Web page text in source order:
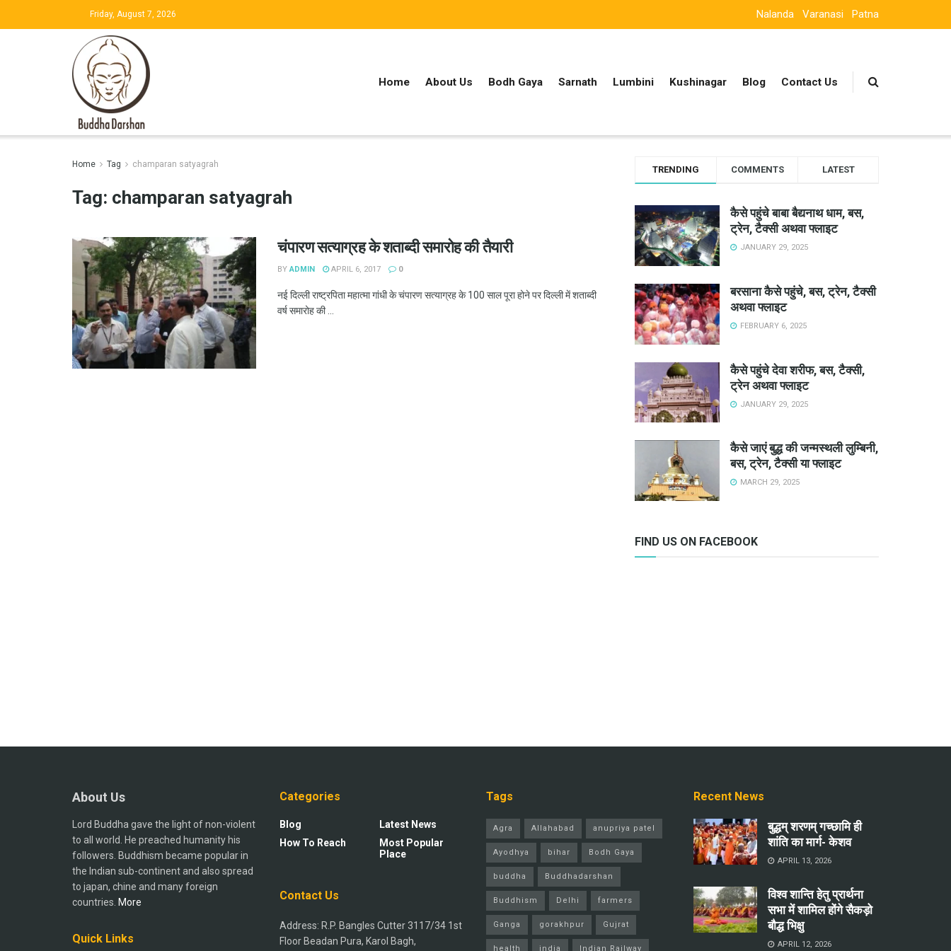
Friday, August 7, 2026 Nalanda Varanasi Patna
Home About Us Bodh Gaya Sarnath Lumbini Kushinagar Blog Contact Us
Home Tag champaran satyagrah
Tag: champaran satyagrah
चंपारण सत्याग्रह के शताब्दी समारोह की तैयारी
BY ADMIN APRIL 6, 2017 0
नई दिल्ली राष्ट्रपिता महात्मा गांधी के चंपारण सत्याग्रह के 100 साल पूरा होने पर दिल्ली में शताब्दी
वर्ष समारोह की ...
TRENDING COMMENTS LATEST
कैसे पहुंचे बाबा बैद्यनाथ धाम, बस,
ट्रेन, टैक्सी अथवा फ्लाइट
JANUARY 29, 2025
बरसाना कैसे पहुंचे, बस, ट्रेन, टैक्सी
अथवा फ्लाइट
FEBRUARY 6, 2025
कैसे पहुंचे देवा शरीफ, बस, टैक्सी,
ट्रेन अथवा फ्लाइट
JANUARY 29, 2025
कैसे जाएं बुद्ध की जन्मस्थली लुम्बिनी,
बस, ट्रेन, टैक्सी या फ्लाइट
MARCH 29, 2025
FIND US ON FACEBOOK
About Us
Lord Buddha gave the light of non-violent
to all world. He preached humanity his
followers. Buddhism became popular in
the Indian sub-continent and also spread
to japan, chine and many foreign
countries. More
Quick Links
Categories
Blog
How To Reach
Latest News
Most Popular
Place
Contact Us
Address: R.P. Bangles Cutter 3117/34 1st
Floor Beadan Pura, Karol Bagh,
Tags
Agra Allahabad anupriya patel
Ayodhya bihar Bodh Gaya
buddha Buddhadarshan
Buddhism Delhi farmers
Ganga gorakhpur Gujrat
health india Indian Railway
Recent News
बुद्धम् शरणम् गच्छामि ही
शांति का मार्ग- केशव
APRIL 13, 2026
विश्व शान्ति हेतु प्रार्थना
सभा में शामिल होंगे सैकड़ो
बौद्ध भिक्षु
APRIL 12, 2026